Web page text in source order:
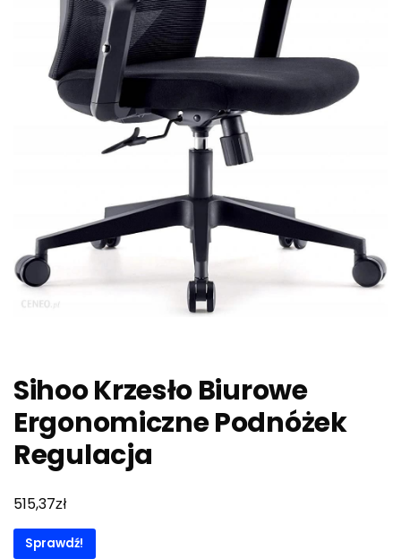
Sihoo Krzesło Biurowe
Ergonomiczne Podnóżek
Regulacja
515,37zł
Sprawdź!